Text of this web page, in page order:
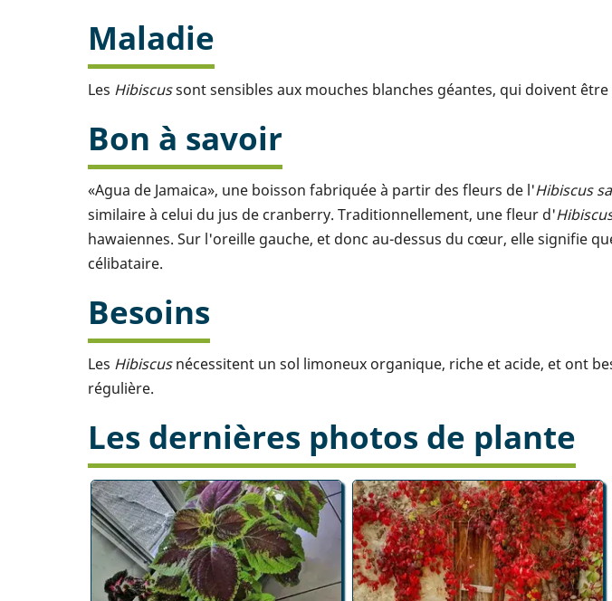
Maladie
Les Hibiscussont sensibles aux mouches blanches géantes, qui doivent
Bon à savoir
«Agua de Jamaica», une boisson fabriquée à partir des fleurs de l'Hibiscus
similaire à celui du jus de cranberry. Traditionnellement, une fleur d'
hawaiennes. Sur l'oreille gauche, et donc au-dessus du cœur, elle signifie
célibataire.
Besoins
Les Hibiscusnécessitent un sol limoneux organique, riche et acide, et ont
régulière.
Les dernières photos de plante